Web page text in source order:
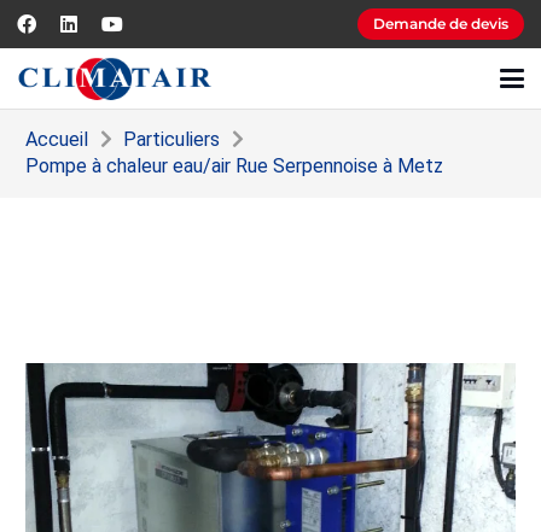
Demande de devis
Accueil
Particuliers
Pompe à chaleur eau/air Rue Serpennoise à Metz